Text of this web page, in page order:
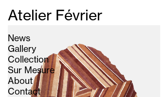
Atelier Février
News
Gallery
Collection
Sur Mesure
About
Contact